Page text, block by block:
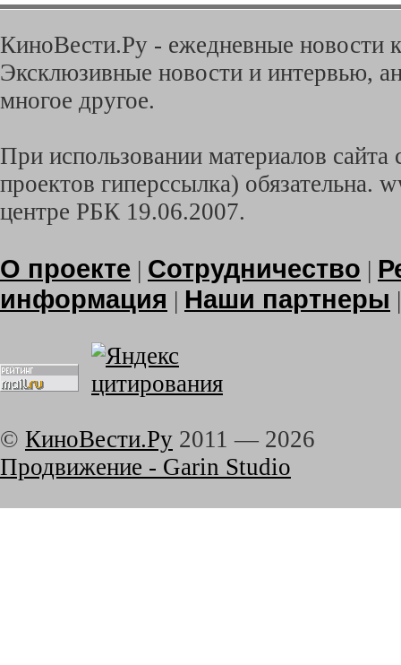
КиноВести.Ру - ежедневные новости
Эксклюзивные новости и интервью,
многое другое.
При использовании материалов
проектов гиперссылка) обязательна.
центре РБК 19.06.2007.
О проекте | Сотрудничество |
информация | Наши партнеры
© КиноВести.Ру 2011 — 2026
Продвижение - Garin Studio